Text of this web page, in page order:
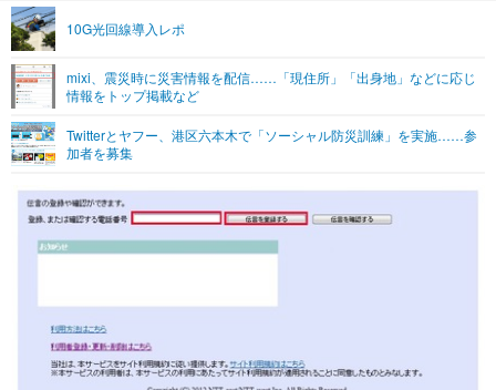
グラビア
ショッピング その他
ライフTOP
その他
リリース一覧
プッシュ通知の停止方法
10G光回線導入レポ
mixi、震災時に災害情報を配信……「現住所」「出身地」などに応じ
情報をトップ掲載など
Twitterとヤフー、港区六本木で「ソーシャル防災訓練」を実施……参
加者を募集